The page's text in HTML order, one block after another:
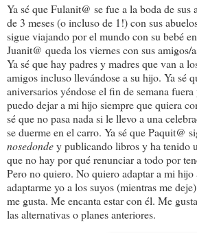
Ya sé que Fulanit@ se fue a la boda de sus
de 3 meses (o incluso de 1!) con sus
sigue viajando por el mundo con su bebé
Juanit@ queda los viernes con sus amigos/
Ya sé que hay padres y madres que van a
amigos incluso llevándose a su hijo. Ya sé
aniversarios yéndose el fin de semana
puedo dejar a mi hijo siempre que quiera
sé que no pasa nada si le llevo a una
se duerme en el carro. Ya sé que Paquit@
nosedondey publicando libros y ha tenido
que no hay por qué renunciar a todo por
Pero no quiero. No quiero adaptar a mi hijo
adaptarme yo a los suyos (mientras me
me gusta. Me encanta estar con él. Me
las alternativas o planes anteriores.